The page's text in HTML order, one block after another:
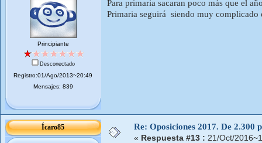
Principiante
Desconectado
Registro:01/Ago/2013~20:49
Mensajes: 839
Para primaria sacaran poco más que el
Primaria seguirá siendo muy complicado
Ícaro85 Re: Oposiciones 2017. De 2.300
« Respuesta #13 : 21/Oct/